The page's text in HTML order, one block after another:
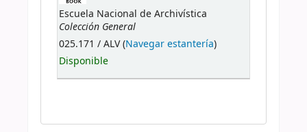
Escuela Nacional de Archivística
Colección General
025.171 / ALV (Navegar estantería)
Disponible